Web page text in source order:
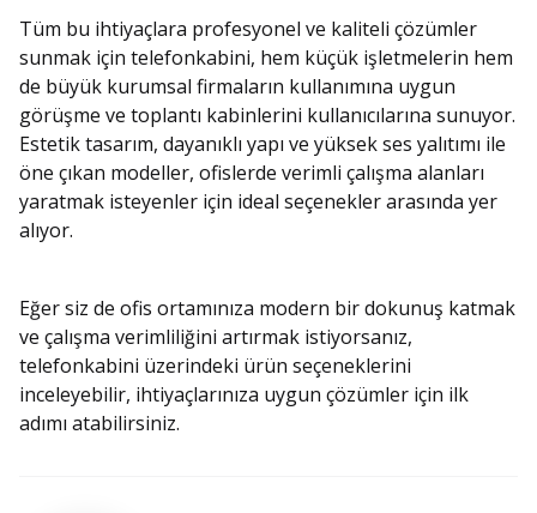
Tüm bu ihtiyaçlara profesyonel ve kaliteli çözümler
sunmak için telefonkabini, hem küçük işletmelerin hem
de büyük kurumsal firmaların kullanımına uygun
görüşme ve toplantı kabinlerini kullanıcılarına sunuyor.
Estetik tasarım, dayanıklı yapı ve yüksek ses yalıtımı ile
öne çıkan modeller, ofislerde verimli çalışma alanları
yaratmak isteyenler için ideal seçenekler arasında yer
alıyor.
Eğer siz de ofis ortamınıza modern bir dokunuş katmak
ve çalışma verimliliğini artırmak istiyorsanız,
telefonkabini üzerindeki ürün seçeneklerini
inceleyebilir, ihtiyaçlarınıza uygun çözümler için ilk
adımı atabilirsiniz.